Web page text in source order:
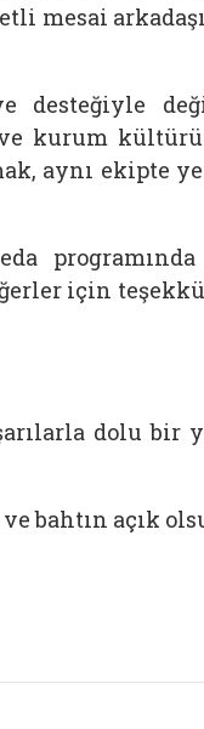
mesai
desteğiyle
kurum
aynı ekipte
programında
için
dolu bir
bahtın açık